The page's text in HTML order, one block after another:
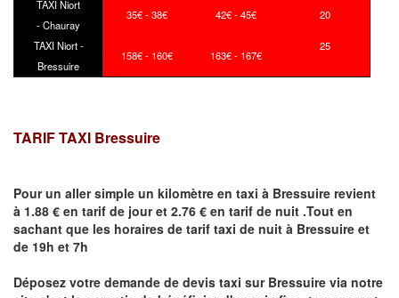
TAXI Niort
- Chauray
35€ - 38€ 42€ - 45€ 20
TAXI Niort -
Bressuire
158€ - 160€ 163€ - 167€
25
TARIF TAXI Bressuire
Pour un aller simple un kilomètre en taxi à Bressuire revient
à 1.88 € en tarif de jour et 2.76 € en tarif de nuit .Tout en
sachant que les horaires de tarif taxi de nuit à Bressuire et
de 19h et 7h
Déposez votre demande de devis taxi sur Bressuire via notre